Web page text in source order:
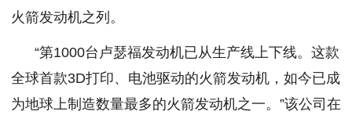
火箭发动机之列。
“第1000台卢瑟福发动机已从生产线上下线。这款
全球首款3D打印、电池驱动的火箭发动机，如今已成
为地球上制造数量最多的火箭发动机之一。”该公司在